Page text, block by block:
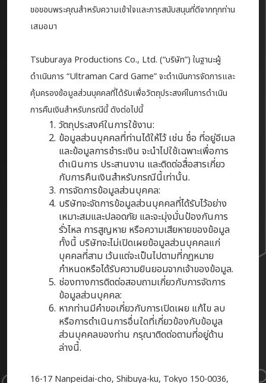
ขอขอบพระคุณสำหรับความเข้าใจและการสนับสนุนที่ดีจากทุกท่าน
เสมอมา
Tsuburaya Productions Co., Ltd. (“บริษัท”) ในฐานะผู้
ดำเนินการ “Ultraman Card Game” จะดำเนินการจัดการและ
คุ้มครองข้อมูลส่วนบุคคลที่ได้รับเพื่อวัตถุประสงค์ในการดำเนิน
การคืนเงินสำหรับกรณีนี้ ดังต่อไปนี้
วัตถุประสงค์ในการใช้งาน:
ข้อมูลส่วนบุคคลที่ท่านได้ให้ไว้ เช่น ชื่อ ที่อยู่อีเมล
และข้อมูลการชำระเงิน จะนำไปใช้เฉพาะเพื่อการ
ดำเนินการ ประสานงาน และติดต่อสื่อสารเกี่ยว
กับการคืนเงินสำหรับกรณีนี้เท่านั้น.
การจัดการข้อมูลส่วนบุคคล:
บริษัทจะจัดการข้อมูลส่วนบุคคลที่ได้รับไว้อย่าง
เหมาะสมและปลอดภัย และจะมุ่งมั่นป้องกันการ
รั่วไหล การสูญหาย หรือความเสียหายของข้อมูล
ทั้งนี้ บริษัทจะไม่เปิดเผยข้อมูลส่วนบุคคลแก่
บุคคลที่สาม เว้นแต่จะเป็นไปตามที่กฎหมาย
กำหนดหรือได้รับความยินยอมจากเจ้าของข้อมูล.
ช่องทางการติดต่อสอบถามเกี่ยวกับการจัดการ
ข้อมูลส่วนบุคคล:
หากท่านมีคำขอเกี่ยวกับการเปิดเผย แก้ไข ลบ
หรือการดำเนินการอื่นใดที่เกี่ยวข้องกับข้อมูล
ส่วนบุคคลของท่าน กรุณาติดต่อตามที่อยู่ด้าน
ล่างนี้.
16-17 Nanpeidai-cho, Shibuya-ku, Tokyo 150-0036,